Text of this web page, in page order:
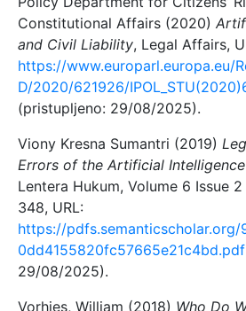
Constitutional Affairs (2020)
and Civil Liability, Legal Affairs,
https://www.europarl.europa.eu/
D/2020/621926/
(pristupljeno: 29/08/2025).
Viony Kresna Sumantri (2019)
Errors of the Artificial
Lentera Hukum, Volume 6 Issue
348, URL:
https://
0dd4155820fc57665e21c4bd.pdf
29/08/2025).
Vorhies, William (2018) Who Do